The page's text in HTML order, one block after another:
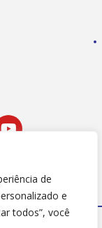
de
e
todos”, você